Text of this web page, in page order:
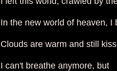
In the new world of heaven, I
Clouds are warm and still
I can't breathe anymore, but